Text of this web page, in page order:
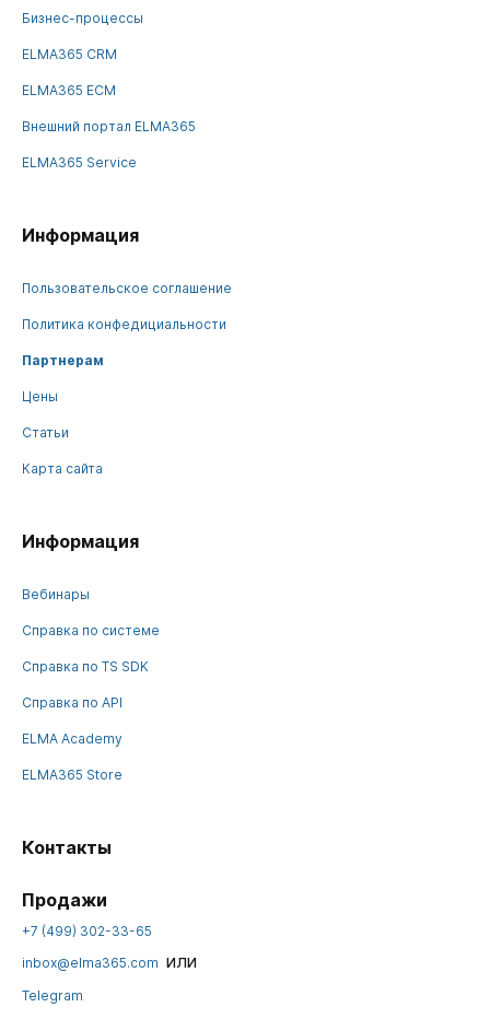
Бизнес-процессы
ELMA365 CRM
ELMA365 ECM
Внешний портал ELMA365
ELMA365 Service
Информация
Пользовательское соглашение
Политика конфедициальности
Партнерам
Цены
Статьи
Карта сайта
Информация
Вебинары
Справка по системе
Справка по TS SDK
Справка по API
ELMA Academy
ELMA365 Store
Контакты
Продажи
+7 (499) 302-33-65
inbox@elma365.com или
Telegram